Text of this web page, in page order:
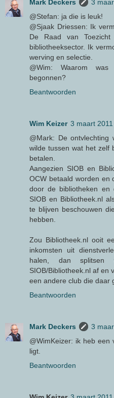
Mark Deckers
3
@Stefan: ja die is leuk!
@Sjaak Driessen: Ik
De Raad van
bibliotheeksector. Ik
werving en selectie.
@Wim: Waarom
begonnen?
Beantwoorden
Wim Keizer 3 maart
@Mark: De ontvlechting
wilde tussen wat het zelf
betalen.
Aangezien SIOB en
OCW betaald worden en
door de bibliotheken
SIOB en Bibliotheek.nl
te blijven beschouwen
hebben.
Zou Bibliotheek.nl ooit
inkomsten uit
halen, dan
SIOB/Bibliotheek.nl af en
een andere club die daar
Beantwoorden
Mark Deckers
3
@WimKeizer: ik heb
ligt.
Beantwoorden